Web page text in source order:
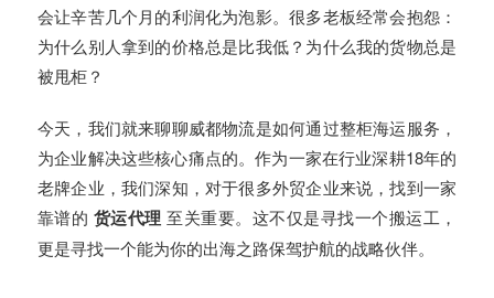
会让辛苦几个月的利润化为泡影。很多老板经常会抱怨：
为什么别人拿到的价格总是比我低？为什么我的货物总是
被甩柜？
今天，我们就来聊聊威都物流是如何通过整柜海运服务，
为企业解决这些核心痛点的。作为一家在行业深耕18年的
老牌企业，我们深知，对于很多外贸企业来说，找到一家
靠谱的 货运代理至关重要。这不仅是寻找一个搬运工，
更是寻找一个能为你的出海之路保驾护航的战略伙伴。